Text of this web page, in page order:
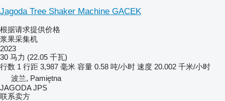
Jagoda Tree Shaker Machine GACEK
根据请求提供价格
浆果采集机
2023
30 马力 (22.05 千瓦)
行数 1 行距 3,987 毫米 容量 0.58 吨/小时 速度 20.002 千米/小时
波兰, Pamiętna
JAGODA JPS
联系卖方